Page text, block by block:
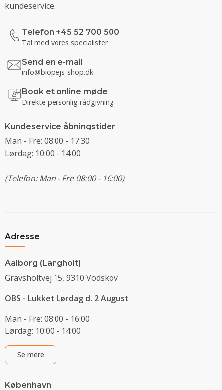
kundeservice.
Telefon +45 52 700 500
Tal med vores specialister
Send en e-mail
info@biopejs-shop.dk
Book et online møde
Direkte personlig rådgivning
Kundeservice åbningstider
Man - Fre: 08:00 - 17:30
Lørdag: 10:00 - 14:00
(Telefon: Man - Fre 08:00 - 16:00)
Adresse
Aalborg (Langholt)
Gravsholtvej 15, 9310 Vodskov
OBS - Lukket Lørdag d. 2 August
Man - Fre: 08:00 - 16:00
Lørdag: 10:00 - 14:00
Se mere
København